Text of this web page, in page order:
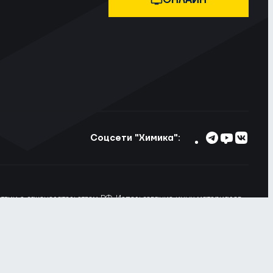
Соцсети "Химика":
с законодательством РФ. Использование иных материалов